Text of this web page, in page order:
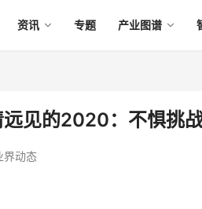
资讯 专题 产业图谱
远见的2020：不惧挑
界动态